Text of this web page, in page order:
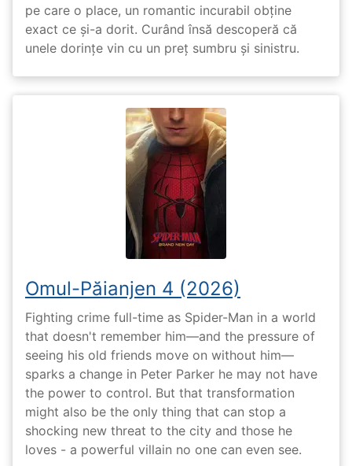
pe care o place, un romantic incurabil obține
exact ce și-a dorit. Curând însă descoperă că
unele dorințe vin cu un preț sumbru și sinistru.
Omul-Păianjen 4 (2026)
Fighting crime full-time as Spider-Man in a world
that doesn't remember him—and the pressure of
seeing his old friends move on without him—
sparks a change in Peter Parker he may not have
the power to control. But that transformation
might also be the only thing that can stop a
shocking new threat to the city and those he
loves - a powerful villain no one can even see.